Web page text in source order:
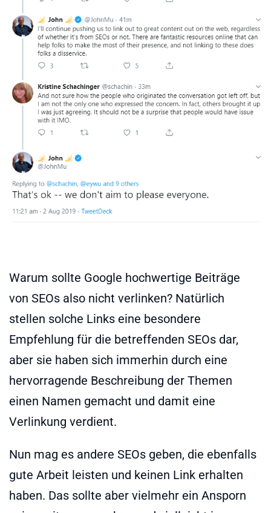
Warum sollte Google hochwertige Beiträge
von SEOs also nicht verlinken? Natürlich
stellen solche Links eine besondere
Empfehlung für die betreffenden SEOs dar,
aber sie haben sich immerhin durch eine
hervorragende Beschreibung der Themen
einen Namen gemacht und damit eine
Verlinkung verdient.
Nun mag es andere SEOs geben, die ebenfalls
gute Arbeit leisten und keinen Link erhalten
haben. Das sollte aber vielmehr ein Ansporn